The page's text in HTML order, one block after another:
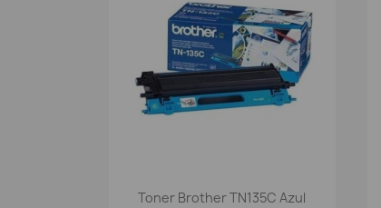
Vista rápida
Toner Brother TN135C Azul